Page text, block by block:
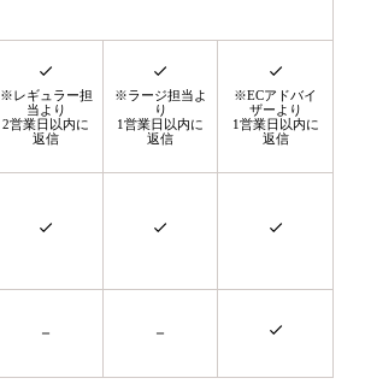
※レギュラー担
当より
2営業日以内に
返信
※ラージ担当よ
り
1営業日以内に
返信
※ECアドバイ
ザーより
1営業日以内に
返信
－ －